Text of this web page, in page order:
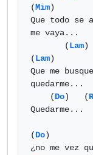
(Mim)
Que todo se
me vaya...
       (
Lam)
(Lam)
Que me
quedarme...
    (
Do)   (
Quedarme...
(Do)
¿no me vez